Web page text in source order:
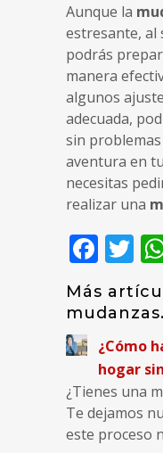
Aunque la
estresante, al
podrás
manera
algunos
adecuada,
sin
aventura en
necesitas
realizar una
Más
¿Cómo
hogar
¿Tienes una
Te dejamos
este proceso